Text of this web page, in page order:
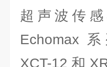
超声波传
Echomax
XCT-12 和